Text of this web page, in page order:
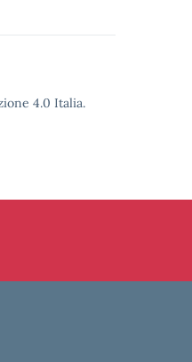
4.0 Italia.